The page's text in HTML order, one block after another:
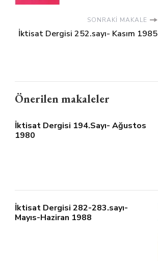
SONRAKI MAKALE
İktisat Dergisi 252.sayı- Kasım 1985
Önerilen makaleler
İktisat Dergisi 194.Sayı- Ağustos
1980
İktisat Dergisi 282-283.sayı-
Mayıs-Haziran 1988